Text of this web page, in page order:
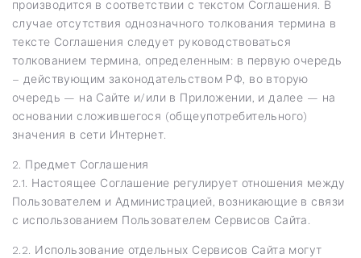
производится в соответствии с текстом Соглашения. В
случае отсутствия однозначного толкования термина в
тексте Соглашения следует руководствоваться
толкованием термина, определенным: в первую очередь
– действующим законодательством РФ, во вторую
очередь — на Сайте и/или в Приложении, и далее — на
основании сложившегося (общеупотребительного)
значения в сети Интернет.
2. Предмет Соглашения
2.1. Настоящее Соглашение регулирует отношения между
Пользователем и Администрацией, возникающие в связи
с использованием Пользователем Сервисов Сайта.
2.2. Использование отдельных Сервисов Сайта могут